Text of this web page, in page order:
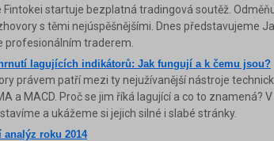
Fintokei startuje bezplatná tradingová soutěž.
s těmi nejúspěšnějšími. Dnes představujeme
profesionálním traderem.
lagujících indikátorů: Jak fungují a k čemu jsou?
právem patří mezi ty nejužívanější nástroje
a MACD. Proč se jim říká lagující a co to znamená?
a ukážeme si jejich silné i slabé stránky.
analýz roku 2014